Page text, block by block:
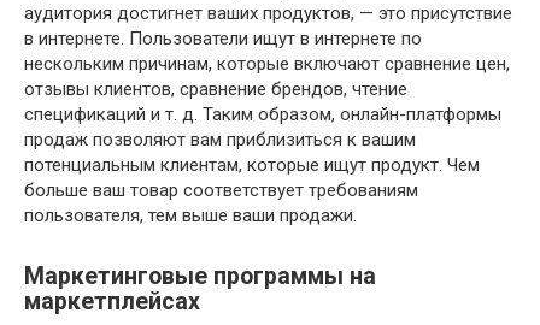
аудитория достигнет ваших продуктов, — это присутствие
в интернете. Пользователи ищут в интернете по
нескольким причинам, которые включают сравнение цен,
отзывы клиентов, сравнение брендов, чтение
спецификаций и т. д. Таким образом, онлайн-платформы
продаж позволяют вам приблизиться к вашим
потенциальным клиентам, которые ищут продукт. Чем
больше ваш товар соответствует требованиям
пользователя, тем выше ваши продажи.
Маркетинговые программы на
маркетплейсах